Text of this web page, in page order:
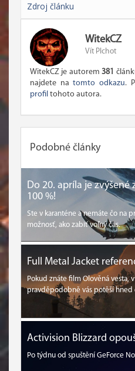
Zdroj článku
WitekCZ
Vít Plchot
WitekCZ je autorem381
najdete natomto odkazu.
profil tohoto autora.
Podobné články
Do 20. apríla je zvýšené
100 %!
Ste v karanténe a nemáte čo na
možnosť, ako zabiť voľný čas.
Full Metal Jacket
Pokud znáte film Olověná vesta,
pravděpodobně vás potěší
Activision Blizzard
Po týdnu od spuštění GeForce